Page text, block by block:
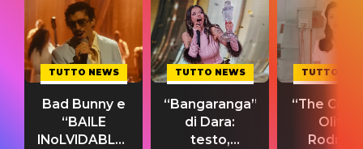
TUTTO NEWS
Bad Bunny e
“BAILE
INoLVIDABLE”:
TUTTO NEWS
“Bangaranga”
di Dara:
testo,
TUTTO
“The
Olivia